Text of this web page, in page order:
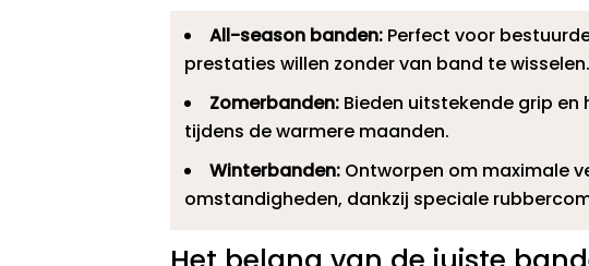
All-season banden: Perfect voor
prestaties willen zonder van band te wisselen.​
Zomerbanden: Bieden uitstekende grip
tijdens de warmere maanden.​
Winterbanden: Ontworpen om maximale
omstandigheden, dankzij speciale